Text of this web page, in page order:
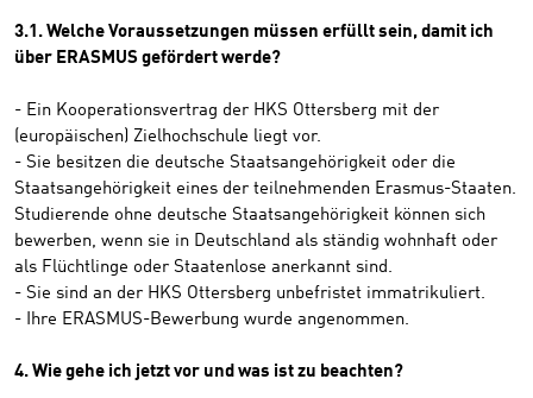
3.1. Welche Voraussetzungen müssen erfüllt sein, damit ich
über ERASMUS gefördert werde?
- Ein Kooperationsvertrag der HKS Ottersberg mit der
(europäischen) Zielhochschule liegt vor.
- Sie besitzen die deutsche Staatsangehörigkeit oder die
Staatsangehörigkeit eines der teilnehmenden Erasmus-Staaten.
Studierende ohne deutsche Staatsangehörigkeit können sich
bewerben, wenn sie in Deutschland als ständig wohnhaft oder
als Flüchtlinge oder Staatenlose anerkannt sind.
- Sie sind an der HKS Ottersberg unbefristet immatrikuliert.
- Ihre ERASMUS-Bewerbung wurde angenommen.
4. Wie gehe ich jetzt vor und was ist zu beachten?